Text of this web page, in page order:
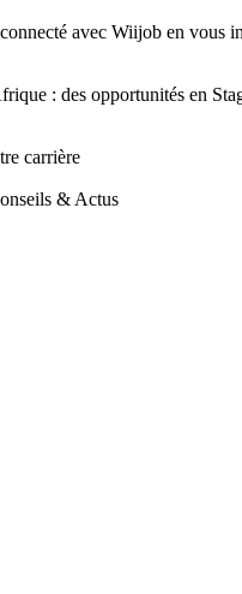
avec Wiijob en
: des opportunités en
carrière
& Actus